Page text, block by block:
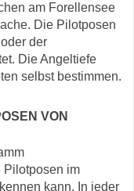
am Forellensee
Die Pilotposen
der
Die Angeltiefe
selbst bestimmen.
VON
Pilotposen im
kann. In jeder